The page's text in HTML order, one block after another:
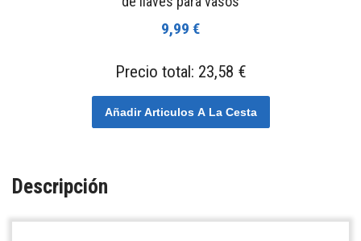
9,99 €
Precio total: 23,58 €
Añadir Articulos A La Cesta
Descripción